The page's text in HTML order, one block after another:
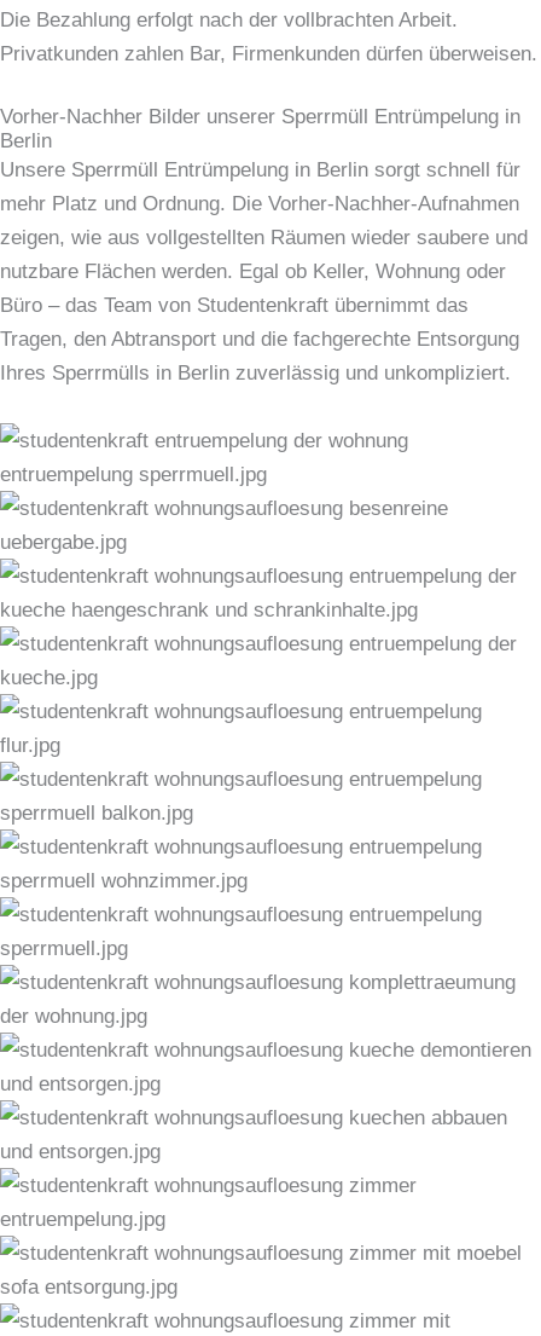
Die Bezahlung erfolgt nach der vollbrachten Arbeit.
Privatkunden zahlen Bar, Firmenkunden dürfen überweisen.
Vorher-Nachher Bilder unserer Sperrmüll Entrümpelung in
Berlin
Unsere Sperrmüll Entrümpelung in Berlin sorgt schnell für
mehr Platz und Ordnung. Die Vorher-Nachher-Aufnahmen
zeigen, wie aus vollgestellten Räumen wieder saubere und
nutzbare Flächen werden. Egal ob Keller, Wohnung oder
Büro – das Team von Studentenkraft übernimmt das
Tragen, den Abtransport und die fachgerechte Entsorgung
Ihres Sperrmülls in Berlin zuverlässig und unkompliziert.